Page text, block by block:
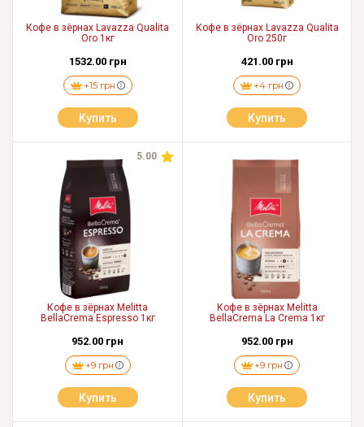
Кофе в зёрнах Lavazza Qualita
Oro 1кг
1532.00 грн
+15 грн
Купить
Кофе в зёрнах Lavazza Qualita
Oro 250г
421.00 грн
+4 грн
Купить
5.00
Кофе в зёрнах Melitta
BellaCrema Espresso 1кг
952.00 грн
+9 грн
Купить
Кофе в зёрнах Melitta
BellaCrema La Crema 1кг
952.00 грн
+9 грн
Купить